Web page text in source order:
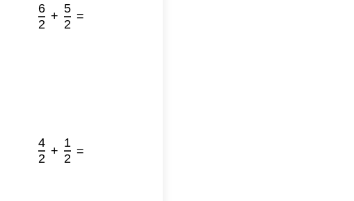
6
2
+
5
2
=
4
2
+
1
2
=